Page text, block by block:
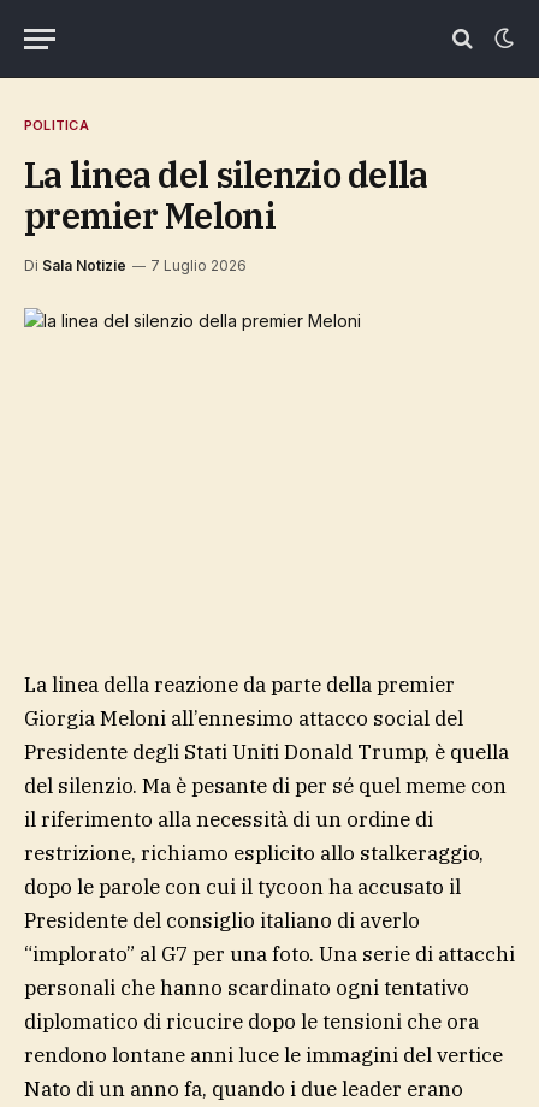
POLITICA
la linea del silenzio della
premier Meloni
Di Sala Notizie 7 Luglio 2026
La linea della reazione da parte della premier
Giorgia Meloni all’ennesimo attacco social del
Presidente degli Stati Uniti Donald Trump, è quella
del silenzio. Ma è pesante di per sé quel meme con
il riferimento alla necessità di un ordine di
restrizione, richiamo esplicito allo stalkeraggio,
dopo le parole con cui il tycoon ha accusato il
Presidente del consiglio italiano di averlo
“implorato” al G7 per una foto. Una serie di attacchi
personali che hanno scardinato ogni tentativo
diplomatico di ricucire dopo le tensioni che ora
rendono lontane anni luce le immagini del vertice
Nato di un anno fa, quando i due leader erano